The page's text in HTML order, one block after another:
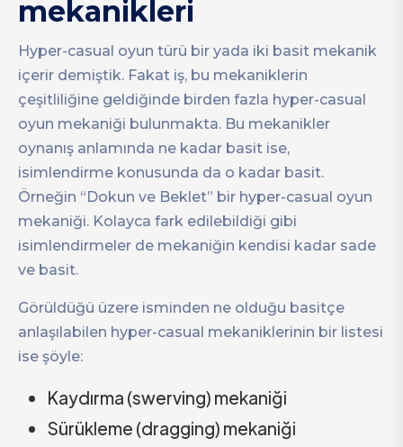
mekanikleri
Hyper-casual oyun türü bir yada iki basit mekanik
içerir demiştik. Fakat iş, bu mekaniklerin
çeşitliliğine geldiğinde birden fazla hyper-casual
oyun mekaniği bulunmakta. Bu mekanikler
oynanış anlamında ne kadar basit ise,
isimlendirme konusunda da o kadar basit.
Örneğin “Dokun ve Beklet” bir hyper-casual oyun
mekaniği. Kolayca fark edilebildiği gibi
isimlendirmeler de mekaniğin kendisi kadar sade
ve basit.
Görüldüğü üzere isminden ne olduğu basitçe
anlaşılabilen hyper-casual mekaniklerinin bir listesi
ise şöyle:
Kaydırma (swerving) mekaniği
Sürükleme (dragging) mekaniği